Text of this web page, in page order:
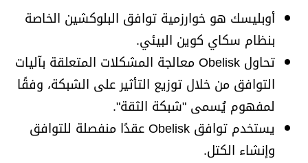
أوبليسك هو خوارزمية توافق البلوكشين الخاصة
بنظام سكاي كوين البيئي.
تحاول Obelisk معالجة المشكلات المتعلقة بآليات
التوافق من خلال توزيع التأثير على الشبكة، وفقًا
لمفهوم يُسمى "شبكة الثقة".
يستخدم توافق Obelisk عقدًا منفصلة للتوافق
وإنشاء الكتل.